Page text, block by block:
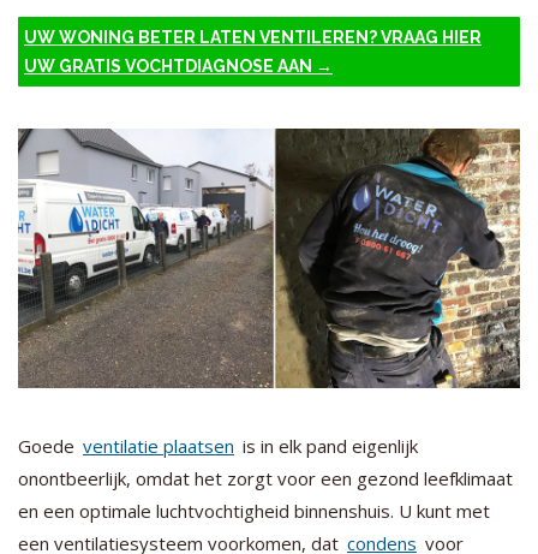
UW WONING BETER LATEN VENTILEREN? VRAAG HIER
UW GRATIS VOCHTDIAGNOSE AAN →
Goede ventilatie plaatsen is in elk pand eigenlijk
onontbeerlijk, omdat het zorgt voor een gezond leefklimaat
en een optimale luchtvochtigheid binnenshuis. U kunt met
een ventilatiesysteem voorkomen, dat condens voor